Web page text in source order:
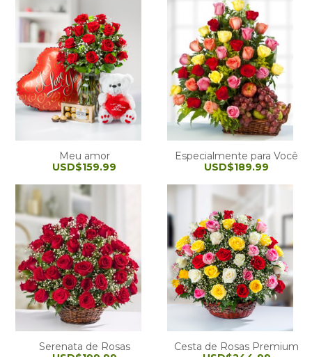
Meu amor
USD$159.99
Especialmente para Você
USD$189.99
Serenata de Rosas
Cesta de Rosas Premium